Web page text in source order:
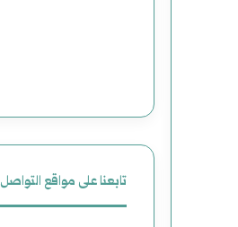
تابعنا على مواقع التواصل